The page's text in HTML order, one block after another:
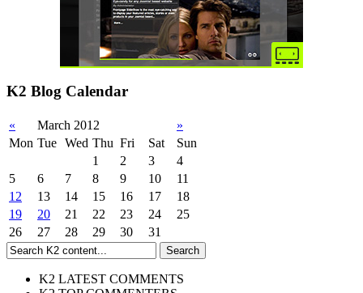
K2 Blog Calendar
« March 2012
»
Mon Tue Wed Thu Fri Sat
Sun
1
2 3
4
5
6 7 8 9 10
11
12
13 14 15 16 17
18
19
20 21 22 23 24
25
26
27 28 29 30 31
K2 LATEST COMMENTS